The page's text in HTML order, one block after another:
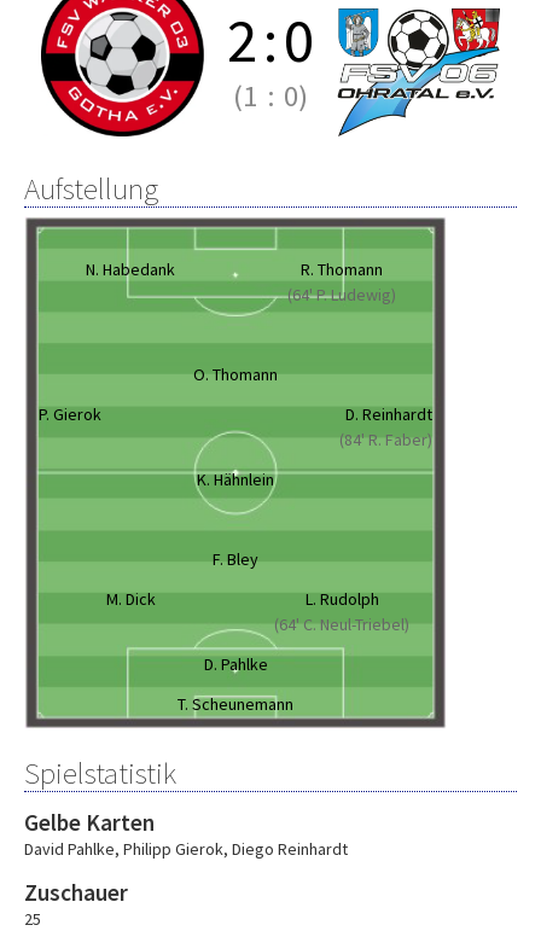
2:0
(1 : 0)
Aufstellung
N. Habedank
R. Thomann
(64' P. Ludewig)
O. Thomann
P. Gierok
D. Reinhardt
(84' R. Faber)
K. Hähnlein
F. Bley
M. Dick
L. Rudolph
(64' C. Neul-Triebel)
D. Pahlke
T. Scheunemann
Spielstatistik
Gelbe Karten
David Pahlke, Philipp Gierok, Diego Reinhardt
Zuschauer
25